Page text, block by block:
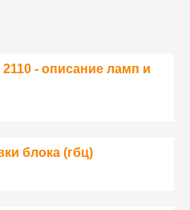
- описание ламп и
блока (гбц)